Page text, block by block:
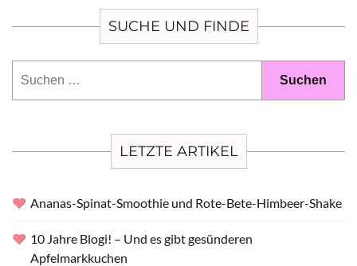
SUCHE UND FINDE
LETZTE ARTIKEL
Ananas-Spinat-Smoothie und Rote-Bete-Himbeer-Shake
10 Jahre Blogi! – Und es gibt gesünderen
Apfelmarkkuchen